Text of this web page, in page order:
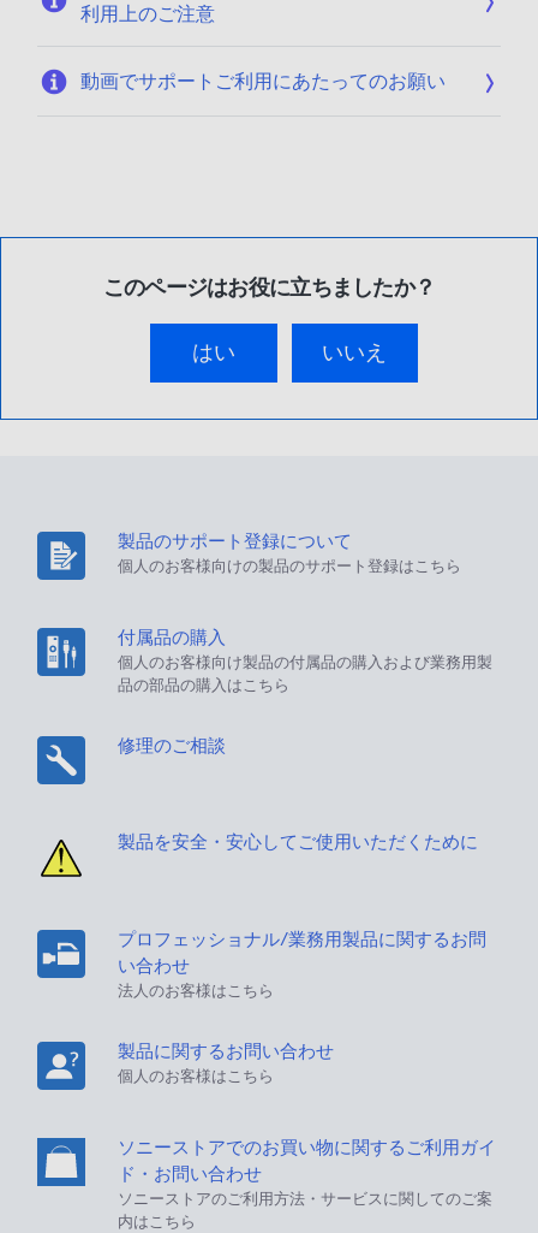
利用上のご注意
動画でサポートご利用にあたってのお願い
このページはお役に立ちましたか？
はい いいえ
製品のサポート登録について
個人のお客様向けの製品のサポート登録はこちら
付属品の購入
個人のお客様向け製品の付属品の購入および業務用製
品の部品の購入はこちら
修理のご相談
製品を安全・安心してご使用いただくために
プロフェッショナル/業務用製品に関するお問
い合わせ
法人のお客様はこちら
製品に関するお問い合わせ
個人のお客様はこちら
ソニーストアでのお買い物に関するご利用ガイ
ド・お問い合わせ
ソニーストアのご利用方法・サービスに関してのご案
内はこちら